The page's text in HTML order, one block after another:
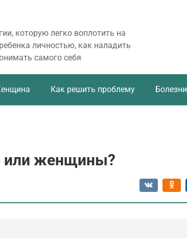
которую легко воплотить на
личностью, как наладить
самого себя
Как решить проблему Болезни
или женщины?